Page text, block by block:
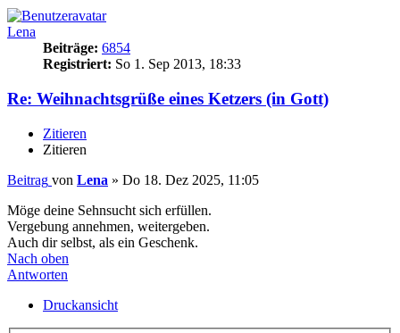
Lena
Beiträge: 6854
Registriert: So 1. Sep 2013, 18:33
Re: Weihnachtsgrüße eines Ketzers (in Gott)
Zitieren
Zitieren
Beitrag von Lena » Do 18. Dez 2025, 11:05
Möge deine Sehnsucht sich erfüllen.
Vergebung annehmen, weitergeben.
Auch dir selbst, als ein Geschenk.
Nach oben
Antworten
Druckansicht